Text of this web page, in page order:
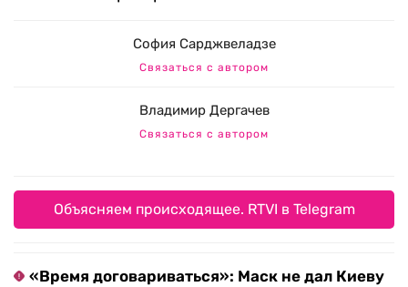
София Сарджвеладзе
Связаться с автором
Владимир Дергачев
Связаться с автором
Объясняем происходящее. RTVI в Telegram
«Время договариваться»: Маск не дал Киеву